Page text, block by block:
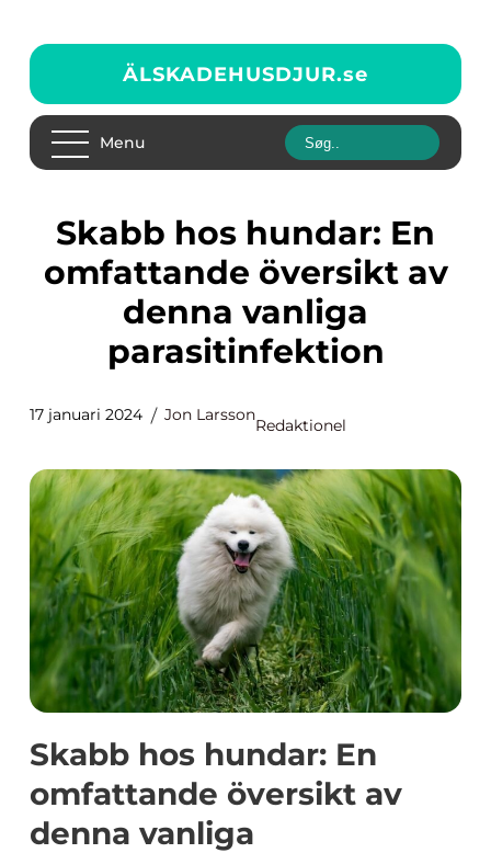
ÄLSKADEHUSDJUR.se
Menu
Skabb hos hundar: En
omfattande översikt av
denna vanliga
parasitinfektion
17 januari 2024 Jon Larsson
Redaktionel
Skabb hos hundar: En
omfattande översikt av
denna vanliga